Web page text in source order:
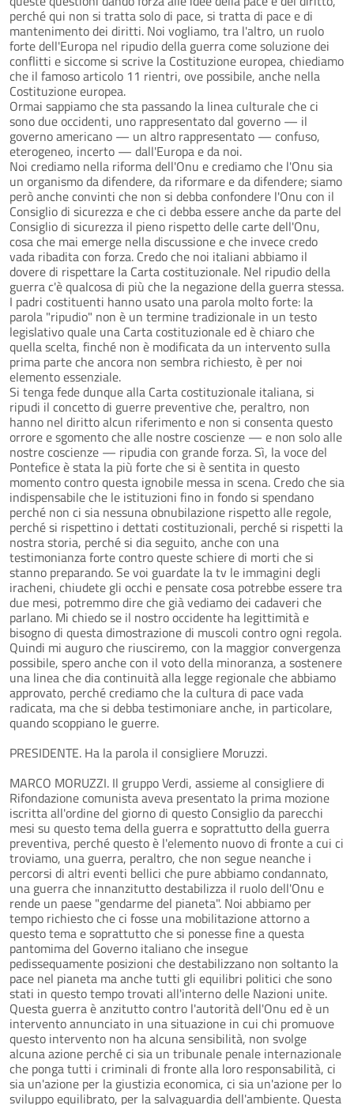
perché qui non si tratta solo di pace, si tratta di pace e di
mantenimento dei diritti. Noi vogliamo, tra l'altro, un ruolo
forte dell'Europa nel ripudio della guerra come soluzione dei
conflitti e siccome si scrive la Costituzione europea, chiediamo
che il famoso articolo 11 rientri, ove possibile, anche nella
Costituzione europea.
Ormai sappiamo che sta passando la linea culturale che ci
sono due occidenti, uno rappresentato dal governo — il
governo americano — un altro rappresentato — confuso,
eterogeneo, incerto — dall'Europa e da noi.
Noi crediamo nella riforma dell'Onu e crediamo che l'Onu sia
un organismo da difendere, da riformare e da difendere; siamo
però anche convinti che non si debba confondere l'Onu con il
Consiglio di sicurezza e che ci debba essere anche da parte del
Consiglio di sicurezza il pieno rispetto delle carte dell'Onu,
cosa che mai emerge nella discussione e che invece credo
vada ribadita con forza. Credo che noi italiani abbiamo il
dovere di rispettare la Carta costituzionale. Nel ripudio della
guerra c'è qualcosa di più che la negazione della guerra stessa.
I padri costituenti hanno usato una parola molto forte: la
parola "ripudio" non è un termine tradizionale in un testo
legislativo quale una Carta costituzionale ed è chiaro che
quella scelta, finché non è modificata da un intervento sulla
prima parte che ancora non sembra richiesto, è per noi
elemento essenziale.
Si tenga fede dunque alla Carta costituzionale italiana, si
ripudi il concetto di guerre preventive che, peraltro, non
hanno nel diritto alcun riferimento e non si consenta questo
orrore e sgomento che alle nostre coscienze — e non solo alle
nostre coscienze — ripudia con grande forza. Sì, la voce del
Pontefice è stata la più forte che si è sentita in questo
momento contro questa ignobile messa in scena. Credo che sia
indispensabile che le istituzioni fino in fondo si spendano
perché non ci sia nessuna obnubilazione rispetto alle regole,
perché si rispettino i dettati costituzionali, perché si rispetti la
nostra storia, perché si dia seguito, anche con una
testimonianza forte contro queste schiere di morti che si
stanno preparando. Se voi guardate la tv le immagini degli
iracheni, chiudete gli occhi e pensate cosa potrebbe essere tra
due mesi, potremmo dire che già vediamo dei cadaveri che
parlano. Mi chiedo se il nostro occidente ha legittimità e
bisogno di questa dimostrazione di muscoli contro ogni regola.
Quindi mi auguro che riusciremo, con la maggior convergenza
possibile, spero anche con il voto della minoranza, a sostenere
una linea che dia continuità alla legge regionale che abbiamo
approvato, perché crediamo che la cultura di pace vada
radicata, ma che si debba testimoniare anche, in particolare,
quando scoppiano le guerre.
PRESIDENTE. Ha la parola il consigliere Moruzzi.
MARCO MORUZZI. Il gruppo Verdi, assieme al consigliere di
Rifondazione comunista aveva presentato la prima mozione
iscritta all'ordine del giorno di questo Consiglio da parecchi
mesi su questo tema della guerra e soprattutto della guerra
preventiva, perché questo è l'elemento nuovo di fronte a cui ci
troviamo, una guerra, peraltro, che non segue neanche i
percorsi di altri eventi bellici che pure abbiamo condannato,
una guerra che innanzitutto destabilizza il ruolo dell'Onu e
rende un paese "gendarme del pianeta". Noi abbiamo per
tempo richiesto che ci fosse una mobilitazione attorno a
questo tema e soprattutto che si ponesse fine a questa
pantomima del Governo italiano che insegue
pedissequamente posizioni che destabilizzano non soltanto la
pace nel pianeta ma anche tutti gli equilibri politici che sono
stati in questo tempo trovati all'interno delle Nazioni unite.
Questa guerra è anzitutto contro l'autorità dell'Onu ed è un
intervento annunciato in una situazione in cui chi promuove
questo intervento non ha alcuna sensibilità, non svolge
alcuna azione perché ci sia un tribunale penale internazionale
che ponga tutti i criminali di fronte alla loro responsabilità, ci
sia un'azione per la giustizia economica, ci sia un'azione per lo
sviluppo equilibrato, per la salvaguardia dell'ambiente. Questa